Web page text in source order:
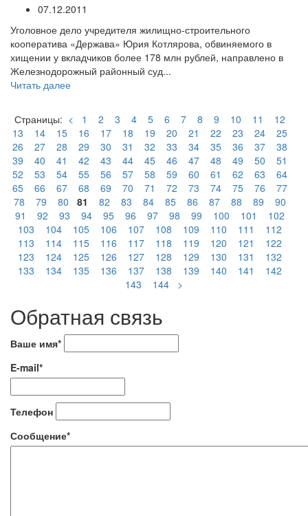
07.12.2011
Уголовное дело учредителя жилищно-строительного
кооператива «Держава» Юрия Котлярова, обвиняемого в
хищении у вкладчиков более 178 млн рублей, направлено в
Железнодорожный районный суд...
Читать далее
Страницы: < 1 2 3 4 5 6 7 8 9 10 11
12
13
14 15 16 17 18 19 20 21 22 23 24
25
26
27 28 29 30 31 32 33 34 35 36 37
38
39
40 41 42 43 44 45 46 47 48 49 50
51
52
53 54 55 56 57 58 59 60 61 62 63
64
65
66 67 68 69 70 71 72 73 74 75 76
77
78
79 80 81 82 83 84 85 86 87 88 89
90
91
92 93 94 95 96 97 98 99 100 101
102
103
104 105 106 107 108 109 110 111
112
113
114 115 116 117 118 119 120 121
122
123
124 125 126 127 128 129 130 131
132
133
134 135 136 137 138 139 140 141
142
143
144 >
Обратная связь
Ваше имя*
E-mail*
Телефон
Сообщение*